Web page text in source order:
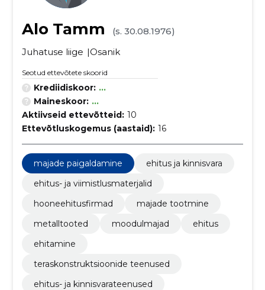
Alo Tamm
(s. 30.08.1976)
Juhatuse liige
Osanik
Seotud ettevõtete skoorid
Krediidiskoor: ...
Maineskoor: ...
Aktiivseid ettevõtteid: 10
Ettevõtluskogemus (aastaid): 16
majade paigaldamine
ehitus ja kinnisvara
ehitus- ja viimistlusmaterjalid
hooneehitusfirmad
majade tootmine
metalltooted
moodulmajad
ehitus
ehitamine
teraskonstruktsioonide teenused
ehitus- ja kinnisvarateenused